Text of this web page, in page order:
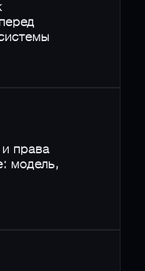
права
модель,